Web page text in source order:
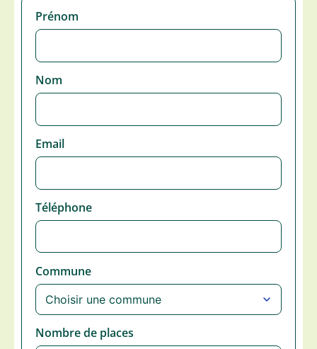
Prénom
Nom
Email
Téléphone
Commune
Nombre de places